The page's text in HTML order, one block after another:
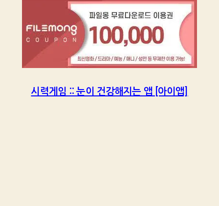
시력게임 :: 눈이 건강해지는 앱 [아이앱]